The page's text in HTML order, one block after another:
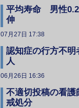
平均寿命 男性
伸
07月27日 17:38
認知症の行方不明
人
06月26日 16:36
不適切投稿の看護
戒処分